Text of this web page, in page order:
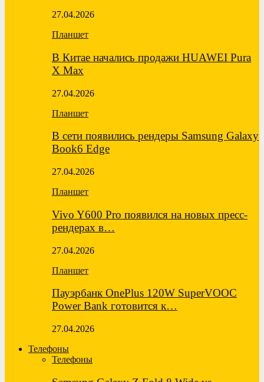
27.04.2026
Планшет
В Китае начались продажи HUAWEI Pura
X Max
27.04.2026
Планшет
В сети появились рендеры Samsung Galaxy
Book6 Edge
27.04.2026
Планшет
Vivo Y600 Pro появился на новых пресс-
рендерах в…
27.04.2026
Планшет
Пауэрбанк OnePlus 120W SuperVOOC
Power Bank готовится к…
27.04.2026
Телефоны
Телефоны